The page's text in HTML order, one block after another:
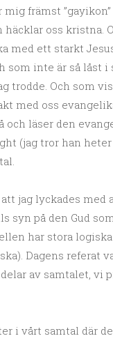
mig främst
häcklar oss kristna.
med ett starkt
som inte är så låst i
trodde. Och som
med oss
och läser den
(jag tror han heter
jag lyckades med
syn på den Gud
har stora
Dagens referat
av samtalet, vi
i vårt samtal där